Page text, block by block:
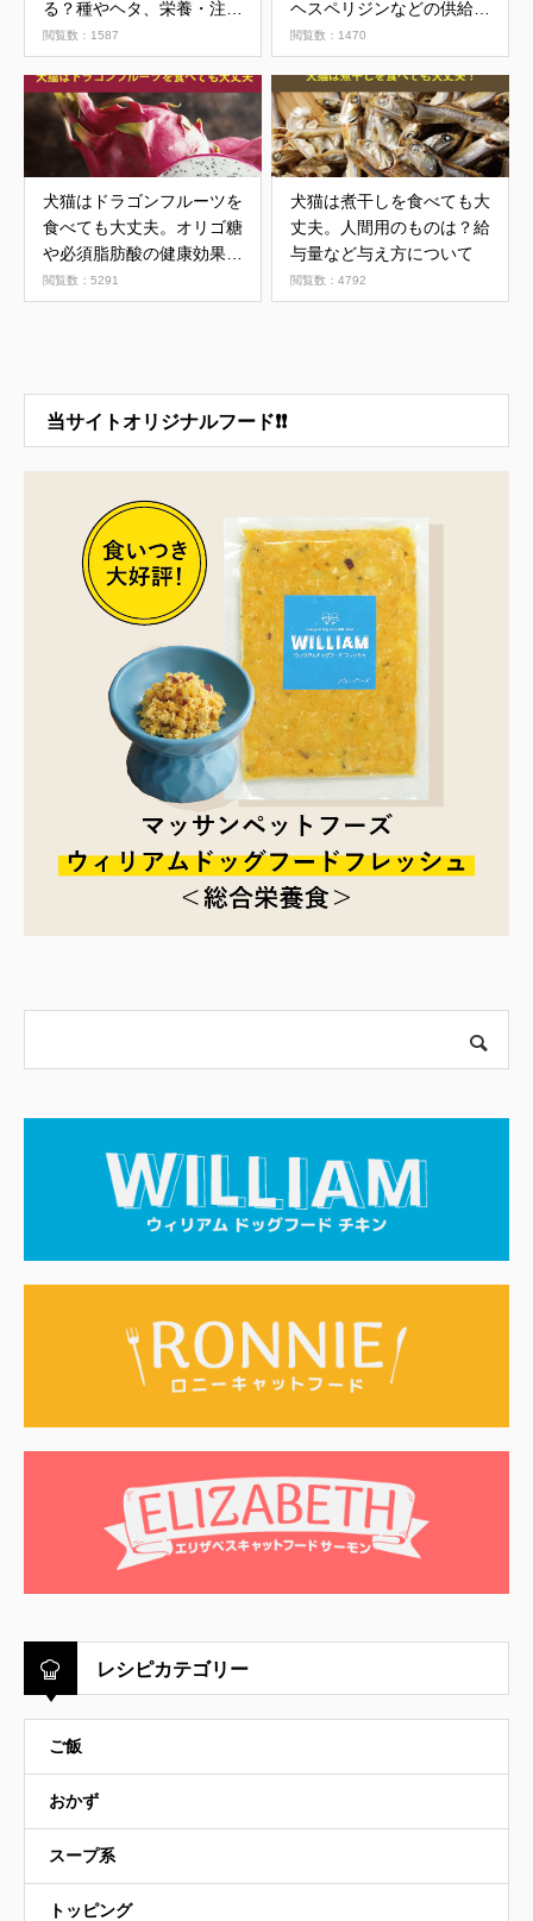
る？種やヘタ、栄養・注意
点を解説
閲覧数：1587
ヘスペリジンなどの供給
源。リモネン、ソラレンが
含まれる皮はNG
閲覧数：1470
犬猫はドラゴンフルーツを
食べても大丈夫。オリゴ糖
や必須脂肪酸の健康効果に
期待
閲覧数：5291
犬猫は煮干しを食べても大
丈夫。人間用のものは？給
与量など与え方について
閲覧数：4792
当サイトオリジナルフード❗❗
レシピカテゴリー
ご飯
おかず
スープ系
トッピング